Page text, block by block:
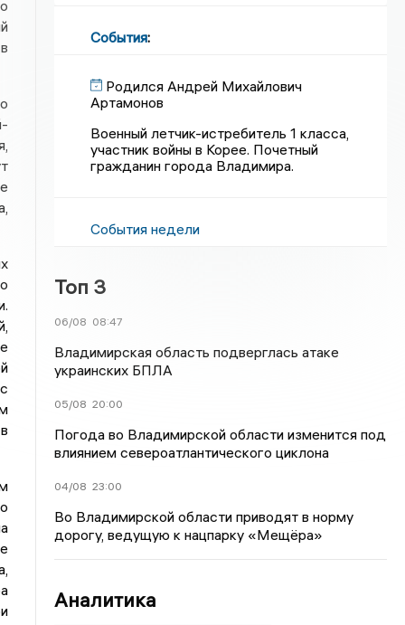
События:
Родился Андрей Михайлович
Артамонов
Военный летчик-истребитель 1 класса,
участник войны в Корее. Почетный
гражданин города Владимира.
События недели
Топ 3
06/08 08:47
Владимирская область подверглась атаке
украинских БПЛА
05/08 20:00
Погода во Владимирской области изменится под
влиянием североатлантического циклона
04/08 23:00
Во Владимирской области приводят в норму
дорогу, ведущую к нацпарку «Мещёра»
Аналитика